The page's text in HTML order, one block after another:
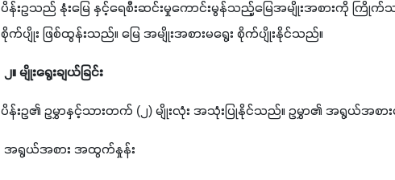
ပိန်းဥသည် နုံးမြေ နှင့်ရေစီးဆင်းမှုကောင်းမွန်သည့်မြေအမျိုးအစားကို ကြိုက်
စိုက်ပျိုး ဖြစ်ထွန်းသည်။ မြေ အမျိုးအစားမရွေး စိုက်ပျိုးနိုင်သည်။
၂။ မျိုးရွေးချယ်ခြင်း
ပိန်းဥ၏ ဥမွှာနှင့်သားတက် (၂) မျိုးလုံး အသုံးပြုနိုင်သည်။ ဥမွှာ၏ အရွယ်အစ
အရွယ်အစား အထွက်နှုန်း